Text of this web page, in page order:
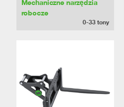
Mechaniczne narzędzia
robocze
0-33tony